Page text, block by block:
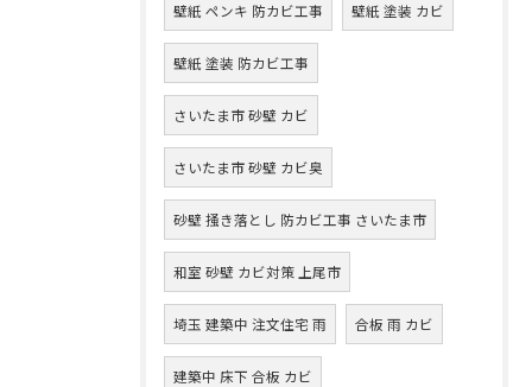
壁紙 ペンキ 防カビ工事 壁紙 塗装 カビ
壁紙 塗装 防カビ工事
さいたま市 砂壁 カビ
さいたま市 砂壁 カビ臭
砂壁 掻き落とし 防カビ工事 さいたま市
和室 砂壁 カビ対策 上尾市
埼玉 建築中 注文住宅 雨 合板 雨 カビ
建築中 床下 合板 カビ